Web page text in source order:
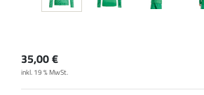
35,00€
inkl. 19 % MwSt.